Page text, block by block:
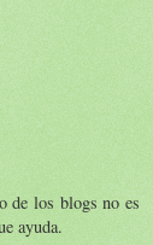
de los blogs no es
ayuda.